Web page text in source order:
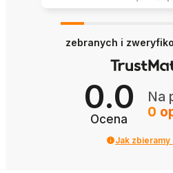
zebranych i
0.0
Ocena
Na
0
Jak zbieramy